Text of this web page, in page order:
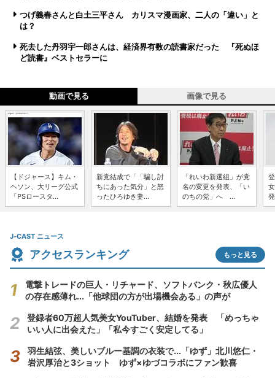
つげ義春さんと白土三平さん カリスマ漫画家、二人の「違い」と
は？
死去した丹羽宇一郎さんは、経済界有数の読書家だった 『死ぬほ
ど読書』ベストセラーに
動画で見る 画像で見る
【ドジャース】キム・
ヘソン、大リーグ公式
「PSロースタ...
新党結成で「「騙し討
ちにあった気分」と怒
ったひろゆき妻...
「れいわ新選組」が党
名の変更を発表、「い
のちの党」へ ...
J-CAST ニュース
アクセスランキング もっと見る
電撃トレードの巨人・リチャード、ソフトバンク・秋広優人
の存在感薄れ...「他球団の方が出場機会ある」の声が
登録者60万超人気美女YouTuber、結婚を発表 「めっちゃ
いい人に出会えた」「私今すごく安定してる」
羽生結弦、美しいブルー基調の衣装で...「ゆず」北川悠仁・
岩沢厚治と3ショット ゆず×ゆづコラボにファン歓喜